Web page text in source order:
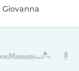
Giovanna